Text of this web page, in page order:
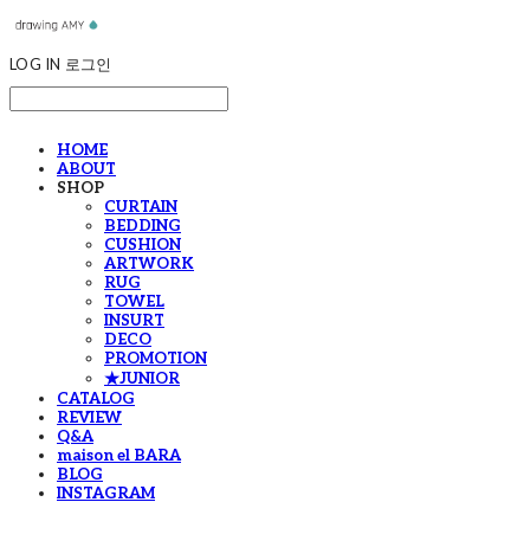
LOG IN 로그인
HOME
ABOUT
SHOP
CURTAIN
BEDDING
CUSHION
ARTWORK
RUG
TOWEL
INSURT
DECO
PROMOTION
★JUNIOR
CATALOG
REVIEW
Q&A
maison el BARA
BLOG
INSTAGRAM